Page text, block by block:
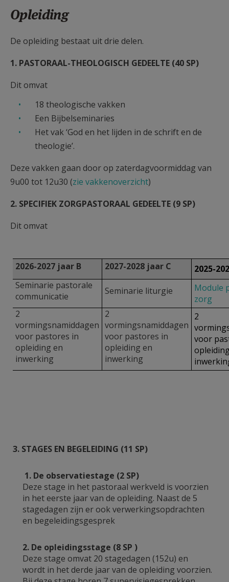
Opleiding
De opleiding bestaat uit drie delen.
1. PASTORAAL-THEOLOGISCH GEDEELTE (40 SP)
Dit omvat
18 theologische vakken
Een Bijbelseminaries
Het vak ‘God en het lijden in de schrift en de
theologie’.
Deze vakken gaan door op zaterdagvoormiddag van
9u00 tot 12u30 (zie vakkenoverzicht)
2. SPECIFIEK ZORGPASTORAAL GEDEELTE (9 SP)
Dit omvat
2026-2027 jaar B 2027-2028 jaar C
2025-
Seminarie pastorale
communicatie
Seminarie liturgie
Module
zorg
2
vormingsnamiddagen
voor pastores in
opleiding en
inwerking
2
vormingsnamiddagen
voor pastores in
opleiding en
inwerking
2
voor
3. STAGES EN BEGELEIDING (11 SP)
1. De observatiestage (2 SP)
Deze stage in het pastoraal werkveld is voorzien
in het eerste jaar van de opleiding. Naast de 5
stagedagen zijn er ook verwerkingsopdrachten
en begeleidingsgesprek
2. De opleidingsstage (8 SP )
Deze stage omvat 20 stagedagen (152u) en
wordt in het derde jaar van de opleiding voorzien.